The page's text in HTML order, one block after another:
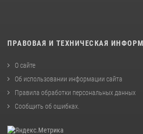
ПРАВОВАЯ И ТЕХНИЧЕСКАЯ
О сайте
Об использовании информации сайта
Правила обработки персональных данных
Сообщить об ошибках